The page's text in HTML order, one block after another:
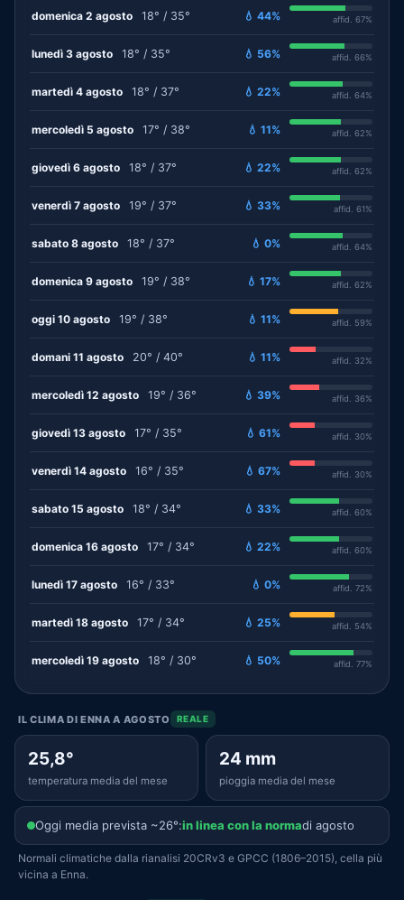
domenica 2 agosto 18° / 35° 💧 44% affid. 67%
lunedì 3 agosto 18° / 35° 💧 56% affid. 66%
martedì 4 agosto 18° / 37° 💧 22% affid. 64%
mercoledì 5 agosto 17° / 38° 💧 11% affid. 62%
giovedì 6 agosto 18° / 37° 💧 22% affid. 62%
venerdì 7 agosto 19° / 37° 💧 33% affid. 61%
sabato 8 agosto 18° / 37° 💧 0% affid. 64%
domenica 9 agosto 19° / 38° 💧 17% affid. 62%
oggi 10 agosto 19° / 38° 💧 11% affid. 59%
domani 11 agosto 20° / 40° 💧 11% affid. 32%
mercoledì 12 agosto 19° / 36° 💧 39% affid. 36%
giovedì 13 agosto 17° / 35° 💧 61% affid. 30%
venerdì 14 agosto 16° / 35° 💧 67% affid. 30%
sabato 15 agosto 18° / 34° 💧 33% affid. 60%
domenica 16 agosto 17° / 34° 💧 22% affid. 60%
lunedì 17 agosto 16° / 33° 💧 0% affid. 72%
martedì 18 agosto 17° / 34° 💧 25% affid. 54%
mercoledì 19 agosto 18° / 30° 💧 50% affid. 77%
IL CLIMA DI ENNA A AGOSTO REALE
25,8°
temperatura media del mese
24 mm
pioggia media del mese
Oggi media prevista ~26°:in linea con la normadi agosto
Normali climatiche dalla rianalisi 20CRv3 e GPCC (1806–2015), cella più
vicina a Enna.